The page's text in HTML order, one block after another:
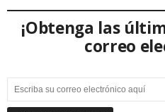
¡Obtenga las
correo